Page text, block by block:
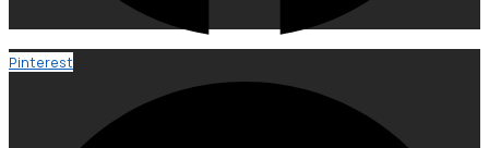
Pinterest